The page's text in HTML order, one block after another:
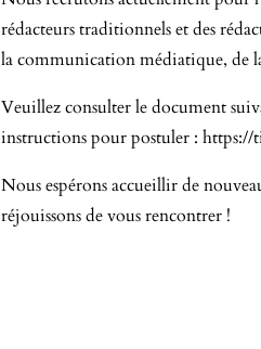
rédacteurs traditionnels et des
la communication médiatique, de
Veuillez consulter le document
instructions pour postuler : https://
Nous espérons accueillir de
réjouissons de vous rencontrer !